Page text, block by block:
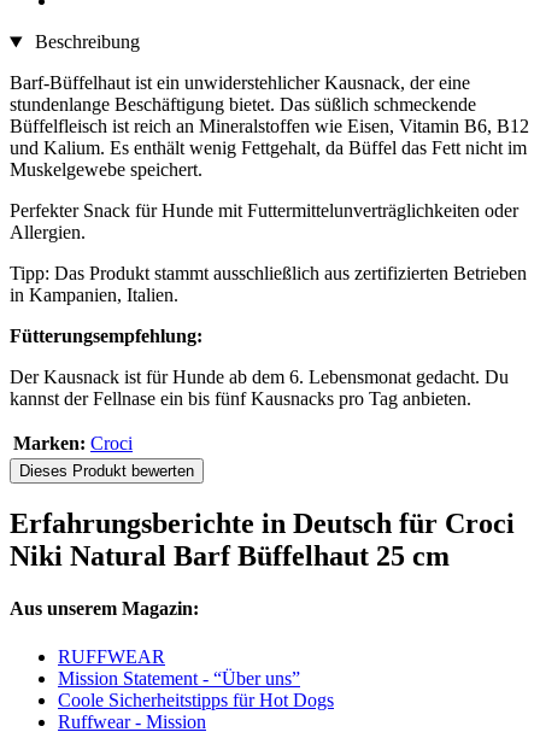
Beschreibung
Barf-Büffelhaut ist ein unwiderstehlicher Kausnack, der eine
stundenlange Beschäftigung bietet. Das süßlich schmeckende
Büffelfleisch ist reich an Mineralstoffen wie Eisen, Vitamin B6, B12
und Kalium. Es enthält wenig Fettgehalt, da Büffel das Fett nicht im
Muskelgewebe speichert.
Perfekter Snack für Hunde mit Futtermittelunverträglichkeiten oder
Allergien.
Tipp: Das Produkt stammt ausschließlich aus zertifizierten Betrieben
in Kampanien, Italien.
Fütterungsempfehlung:
Der Kausnack ist für Hunde ab dem 6. Lebensmonat gedacht. Du
kannst der Fellnase ein bis fünf Kausnacks pro Tag anbieten.
Marken: Croci
Dieses Produkt bewerten
Erfahrungsberichte in Deutsch für Croci
Niki Natural Barf Büffelhaut 25 cm
Aus unserem Magazin:
RUFFWEAR
Mission Statement - “Über uns”
Coole Sicherheitstipps für Hot Dogs
Ruffwear - Mission